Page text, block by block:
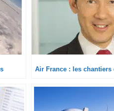
Air France : les chantiers